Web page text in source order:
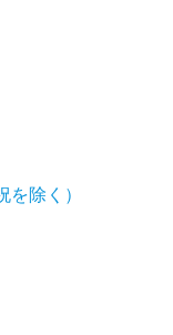
を除く）